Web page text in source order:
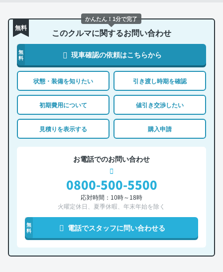
無料 このクルマに関するお問い合わせ
無
料
現車確認の依頼はこちらから
状態・装備を知りたい 引き渡し時期を確認
初期費用について 値引き交渉したい
見積りを表示する 購入申請
お電話でのお問い合わせ
0800-500-5500
応対時間：10時～18時
火曜定休日、夏季休暇、年末年始を除く
無
料
電話でスタッフに問い合わせる
かんたん！1分で完了